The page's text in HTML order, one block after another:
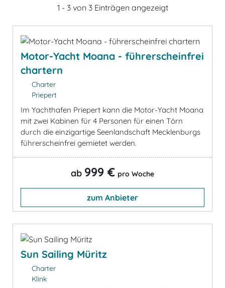
1 - 3 von 3 Einträgen angezeigt
Motor-Yacht Moana - führerscheinfrei
chartern
Charter
Priepert
Im Yachthafen Priepert kann die Motor-Yacht Moana
mit zwei Kabinen für 4 Personen für einen Törn
durch die einzigartige Seenlandschaft Mecklenburgs
führerscheinfrei gemietet werden.
ab 999 € pro Woche
zum Anbieter
Sun Sailing Müritz
Charter
Klink